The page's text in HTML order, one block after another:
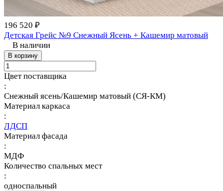
196 520 ₽
Детская Грейс №9 Снежный Ясень + Кашемир матовый
В наличии
В корзину
Цвет поставщика
:
Снежный ясень/Кашемир матовый (СЯ-КМ)
Материал каркаса
:
ЛДСП
Материал фасада
:
МДФ
Количество спальных мест
:
односпальный